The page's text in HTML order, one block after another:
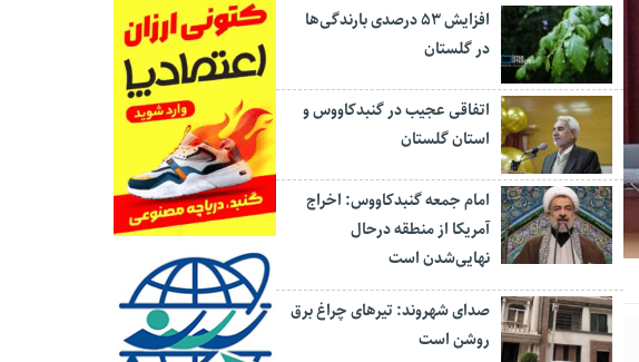
افزایش ۵۳ درصدی بارندگی‌ها
در گلستان
اتفاقی عجیب در‌ گنبدکاووس و
استان گلستان
امام جمعه گنبدکاووس: اخراج
آمریکا از منطقه درحال
نهایی‌شدن است
صدای شهروند: تیرهای چراغ برق
روشن است